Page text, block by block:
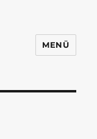
MENÜ